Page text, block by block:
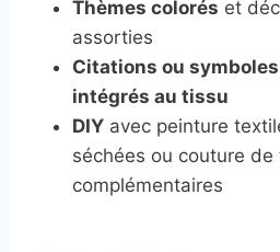
Thèmes colorés et
assorties
Citations ou
intégrés au tissu
DIY avec peinture
séchées ou couture de
complémentaires